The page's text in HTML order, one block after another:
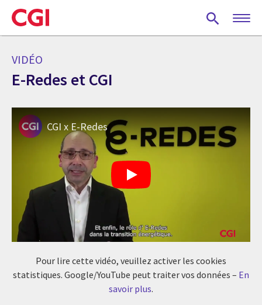
Skip
to
main
VIDÉO
E-Redes et CGI
CGI x E-Redes
Pour lire cette vidéo, veuillez activer les cookies
statistiques. Google/YouTube peut traiter vos données – En
savoir plus.